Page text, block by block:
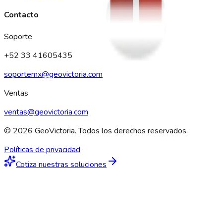
Contacto
Soporte
+52 33 41605435
soportemx@geovictoria.com
Ventas
ventas@geovictoria.com
© 2026 GeoVictoria. Todos los derechos reservados.
Políticas de privacidad
Cotiza nuestras soluciones